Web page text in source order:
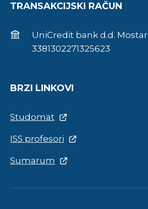
TRANSAKCIJSKI RAČUN
UniCredit bank d.d. Mostar
3381302271325623
BRZI LINKOVI
Studomat
ISS profesori
Sumarum